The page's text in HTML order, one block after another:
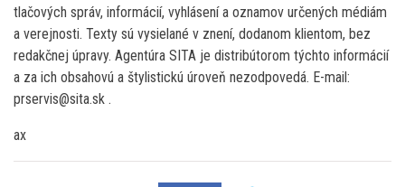
tlačových správ, informácií, vyhlásení a oznamov určených médiám
a verejnosti. Texty sú vysielané v znení, dodanom klientom, bez
redakčnej úpravy. Agentúra SITA je distribútorom týchto informácií
a za ich obsahovú a štylistickú úroveň nezodpovedá. E-mail:
prservis@sita.sk .
ax